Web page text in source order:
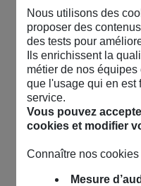
Nous utilisons des
proposer des
des tests pour
Ils enrichissent la
métier de nos
que l'usage qui en est
service.
Vous pouvez
cookies et modifier
Connaître nos
Mesure